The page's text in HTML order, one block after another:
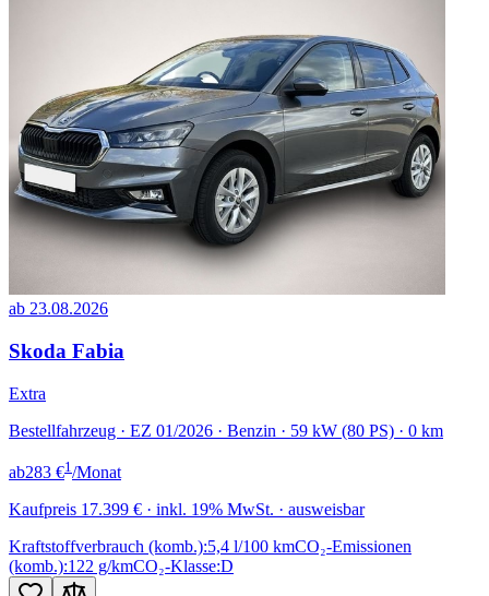
ab 23.08.2026
Skoda Fabia
Extra
Bestellfahrzeug · EZ 01/2026 · Benzin · 59 kW (80 PS) · 0 km
ab283 €1 /Monat
Kaufpreis 17.399 € · inkl. 19% MwSt. · ausweisbar
Kraftstoffverbrauch (komb.):5,4 l/100 kmCO₂-Emissionen
(komb.):122 g/kmCO₂-Klasse:D